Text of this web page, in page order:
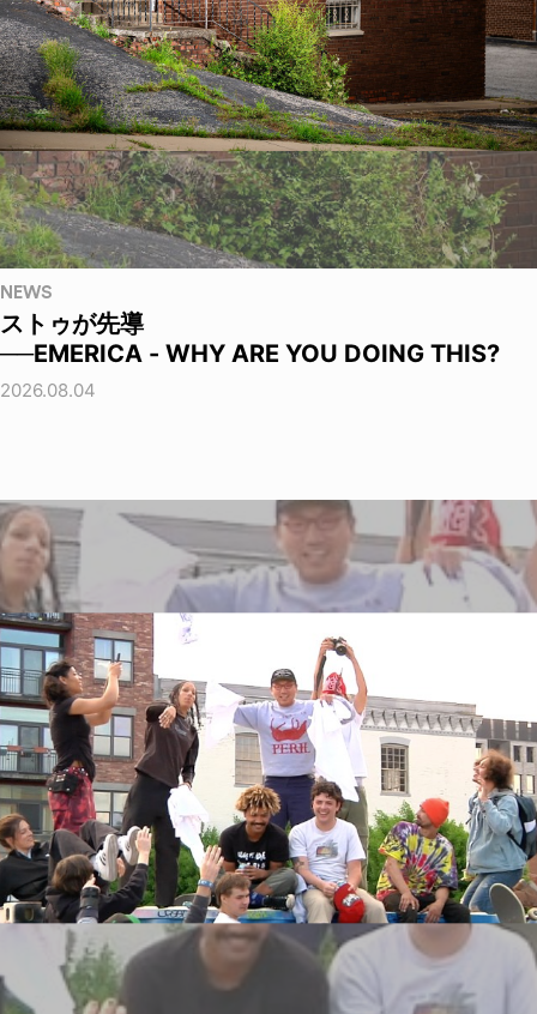
NEWS
ストゥが先導
──EMERICA - WHY ARE YOU DOING THIS?
2026.08.04